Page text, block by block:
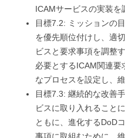
ICAMサービスの実装を
目標7.2: ミッションの
を優先順位付けし、適
ビスと要求事項を調整
必要とするICAM関連要
なプロセスを設定し、
目標7.3: 継続的な改善
ビスに取り入れること
ともに、進化するDoD
事項に取組むために、